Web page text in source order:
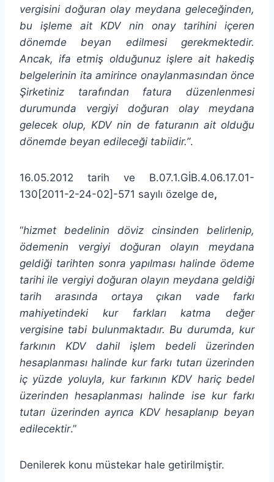
vergisini doğuran olay meydana geleceğinden,
bu işleme ait KDV nin onay tarihini içeren
dönemde beyan edilmesi gerekmektedir.
Ancak, ifa etmiş olduğunuz işlere ait hakediş
belgelerinin ita amirince onaylanmasından önce
Şirketiniz tarafından fatura düzenlenmesi
durumunda vergiyi doğuran olay meydana
gelecek olup, KDV nin de faturanın ait olduğu
dönemde beyan edileceği tabiidir.”.
16.05.2012 tarih ve B.07.1.GİB.4.06.17.01-
130[2011-2-24-02]-571 sayılı özelge de,
“hizmet bedelinin döviz cinsinden belirlenip,
ödemenin vergiyi doğuran olayın meydana
geldiği tarihten sonra yapılması halinde ödeme
tarihi ile vergiyi doğuran olayın meydana geldiği
tarih arasında ortaya çıkan vade farkı
mahiyetindeki kur farkları katma değer
vergisine tabi bulunmaktadır. Bu durumda, kur
farkının KDV dahil işlem bedeli üzerinden
hesaplanması halinde kur farkı tutarı üzerinden
iç yüzde yoluyla, kur farkının KDV hariç bedel
üzerinden hesaplanması halinde ise kur farkı
tutarı üzerinden ayrıca KDV hesaplanıp beyan
edilecektir.”
Denilerek konu müstekar hale getirilmiştir.